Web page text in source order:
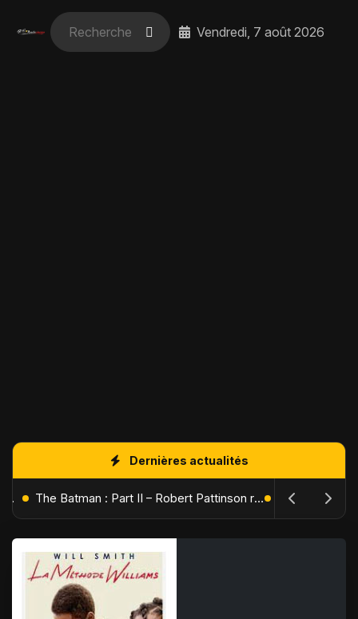
Vendredi, 7 août 2026
Dernières actualités
L'Âge de Glace : Le Réveil du Volcan – Manny, Sid et Diego de retour pour une aventure explosive The Batman : Part II – Robert Pattinson replonge dans les ténèbres de Gotham dès octobre 2027